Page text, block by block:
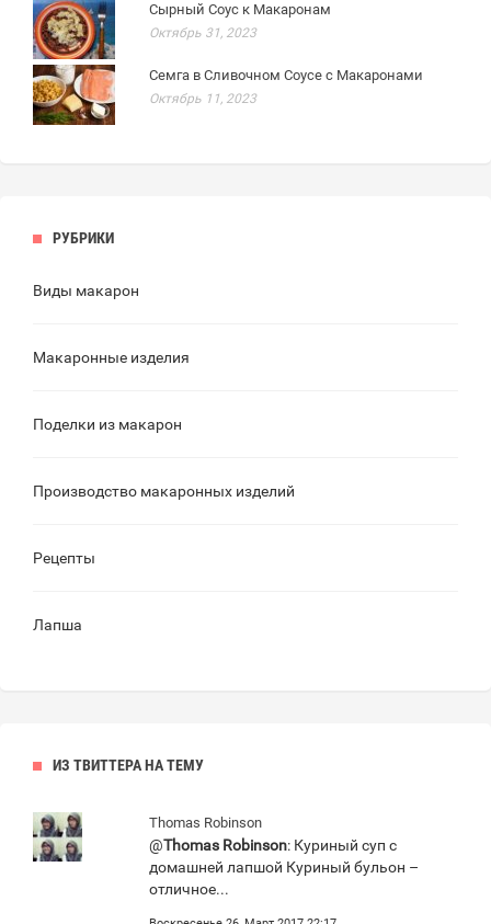
Сырный Соус к Макаронам
Октябрь 31, 2023
Семга в Сливочном Соусе с Макаронами
Октябрь 11, 2023
РУБРИКИ
Виды макарон
Макаронные изделия
Поделки из макарон
Производство макаронных изделий
Рецепты
Лапша
ИЗ ТВИТТЕРА НА ТЕМУ
Thomas Robinson
@Thomas Robinson: Куриный суп с
домашней лапшой Куриный бульон –
отличное...